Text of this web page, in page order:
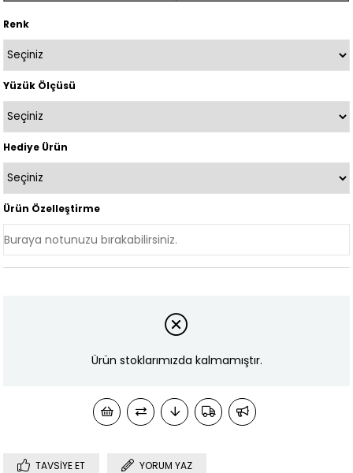
Renk
Yüzük Ölçüsü
Hediye Ürün
Ürün Özelleştirme
Ürün stoklarımızda kalmamıştır.
TAVSIYE ET YORUM YAZ